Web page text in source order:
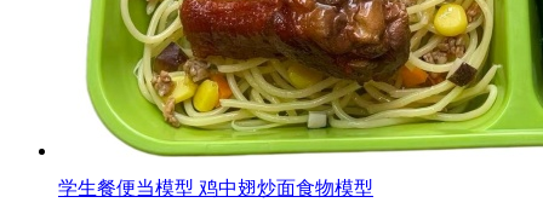
学生餐便当模型 鸡中翅炒面食物模型